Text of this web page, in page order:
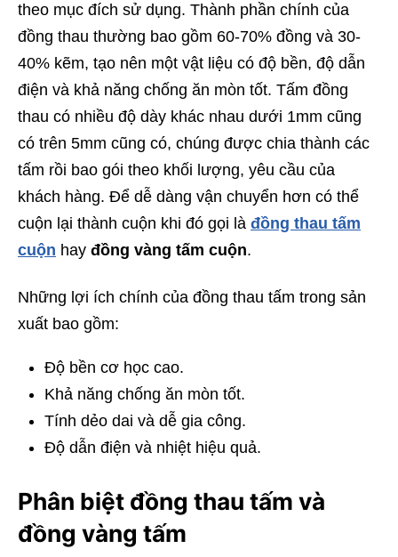
theo mục đích sử dụng. Thành phần chính của
đồng thau thường bao gồm 60-70% đồng và 30-
40% kẽm, tạo nên một vật liệu có độ bền, độ dẫn
điện và khả năng chống ăn mòn tốt. Tấm đồng
thau có nhiều độ dày khác nhau dưới 1mm cũng
có trên 5mm cũng có, chúng được chia thành các
tấm rồi bao gói theo khối lượng, yêu cầu của
khách hàng. Để dễ dàng vận chuyển hơn có thể
cuộn lại thành cuộn khi đó gọi là đồng thau tấm
cuộn hay đồng vàng tấm cuộn.
Những lợi ích chính của đồng thau tấm trong sản
xuất bao gồm:
Độ bền cơ học cao.
Khả năng chống ăn mòn tốt.
Tính dẻo dai và dễ gia công.
Độ dẫn điện và nhiệt hiệu quả.
Phân biệt đồng thau tấm và
đồng vàng tấm